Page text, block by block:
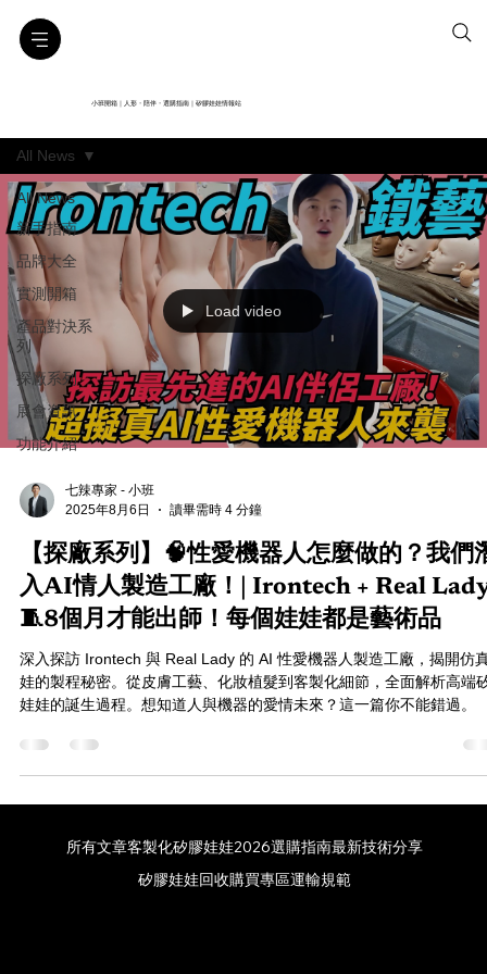
小班開箱｜人形・陪伴・選購指南｜矽膠娃娃情報站
All News
新手指南
品牌大全
實測開箱
產品對決系
列
探廠系列
展會資訊
功能介紹
All News
Load video
七辣專家 - 小班
2025年8月6日
讀畢需時 4 分鐘
【探廠系列】🧠性愛機器人怎麼做的？我們
入AI情人製造工廠！| Irontech + Real
🧵8個月才能出師！每個娃娃都是藝術品
深入探訪 Irontech 與 Real Lady 的 AI 性愛機器人製造工廠，揭開仿
娃的製程秘密。從皮膚工藝、化妝植髮到客製化細節，全面解析高端
娃娃的誕生過程。想知道人與機器的愛情未來？這一篇你不能錯過。
所有文章客製化矽膠娃娃2026選購指南最新技術分享
矽膠娃娃回收購買專區運輸規範